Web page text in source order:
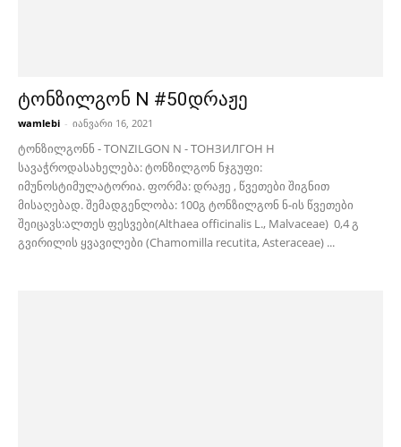
ტონზილგონ N #50დრაჟე
wamlebi - იანვარი 16, 2021
ტონზილგონნ - TONZILGON N - ТОНЗИЛГОН Н
სავაჭროდასახელება: ტონზილგონ ნჯგუფი:
იმუნოსტიმულატორია. ფორმა: დრაჟე , წვეთები შიგნით
მისაღებად. შემადგენლობა: 100გ ტონზილგონ ნ-ის წვეთები
შეიცავს:ალთეს ფესვები(Althaea officinalis L., Malvaceae) 0,4 გ
გვირილის ყვავილები (Chamomilla recutita, Asteraceae) ...